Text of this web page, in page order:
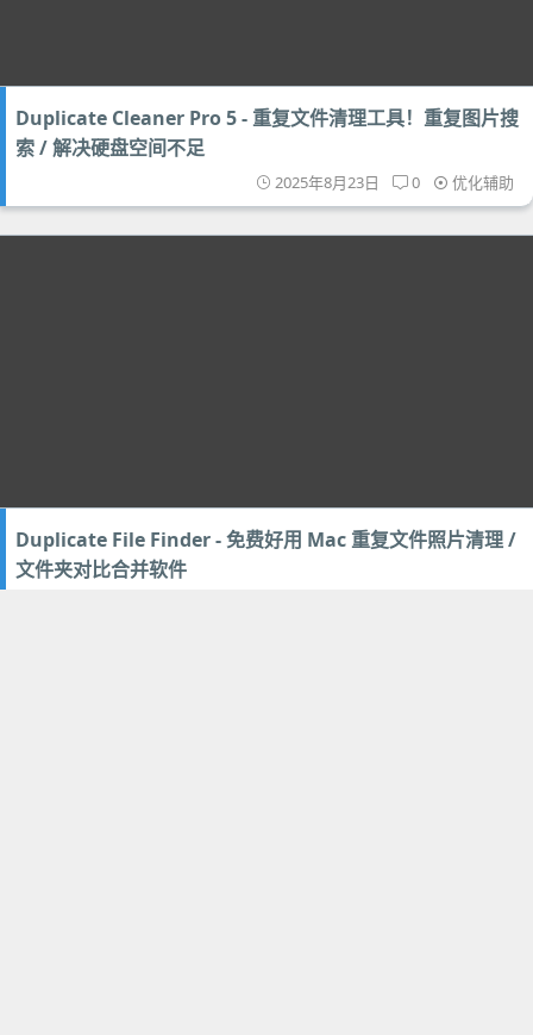
Duplicate Cleaner Pro 5 - 重复文件清理工具！重复图片搜
索 / 解决硬盘空间不足
2025年8月23日 0 优化辅助
Duplicate File Finder - 免费好用 Mac 重复文件照片清理 /
文件夹对比合并软件